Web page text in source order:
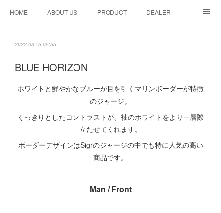
HOME ABOUT US PRODUCT DEALER
2022.03.15 05:55
BLUE HORIZON
ホワイトと鮮やかなブルーが目を引くマリンボーダーが特徴
のジャージ。
くっきりとしたコントラストが、袖のホワイトをより一層際
立たせてくれます。
ボーダーデザインはSigrのジャージの中でも特に人気の高い
商品です。
Man / Front